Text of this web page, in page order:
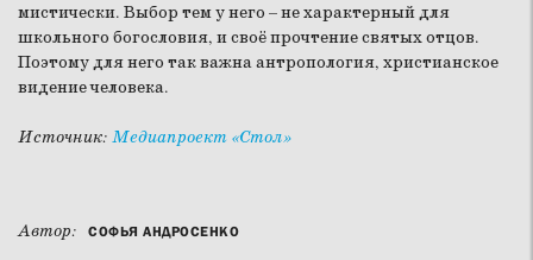
мистически. Выбор тем у него – не характерный для
школьного богословия, и своё прочтение святых отцов.
Поэтому для него так важна антропология, христианское
видение человека.
Источник: Медиапроект «Стол»
Автор: СОФЬЯ АНДРОСЕНКО